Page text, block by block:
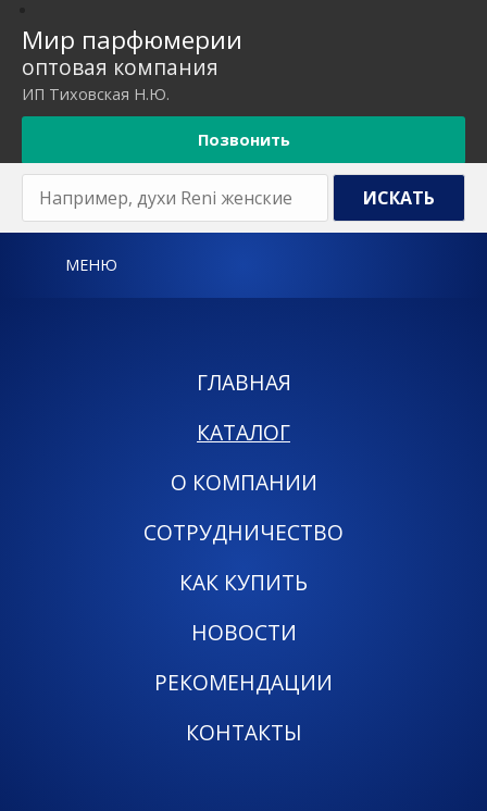
Мир парфюмерии
оптовая компания
ИП Тиховская Н.Ю.
Позвонить
МЕНЮ
ГЛАВНАЯ
КАТАЛОГ
О КОМПАНИИ
СОТРУДНИЧЕСТВО
КАК КУПИТЬ
НОВОСТИ
РЕКОМЕНДАЦИИ
КОНТАКТЫ